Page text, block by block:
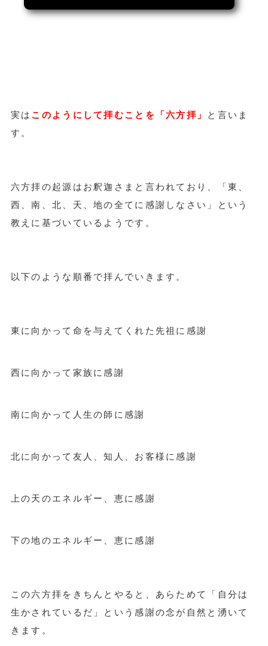
実は このようにして拝むことを「六方拝」
と言いま
す。
六方拝の起源はお釈迦さまと言われており、「東、
西、南、北、天、地の全てに感謝しなさい」という
教えに基づいているようです。
以下のような順番で拝んでいきます。
東に向かって命を与えてくれた先祖に感謝
西に向かって家族に感謝
南に向かって人生の師に感謝
北に向かって友人、知人、お客様に感謝
上の天のエネルギー、恵に感謝
下の地のエネルギー、恵に感謝
この六方拝をきちんとやると、あらためて「自分は
生かされているだ」という感謝の念が自然と湧いて
きます。